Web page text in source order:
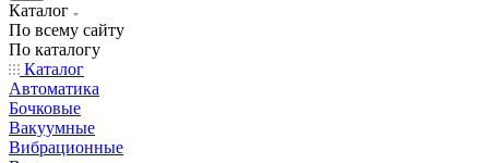
Каталог
По всему сайту
По каталогу
Каталог
Автоматика
Бочковые
Вакуумные
Вибрационные